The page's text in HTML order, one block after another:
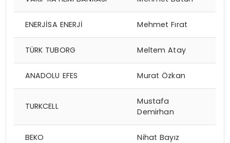
ENERJİSA ENERJİ Mehmet Fırat
TÜRK TUBORG Meltem Atay
ANADOLU EFES Murat Özkan
TURKCELL
Mustafa
Demirhan
BEKO Nihat Bayız